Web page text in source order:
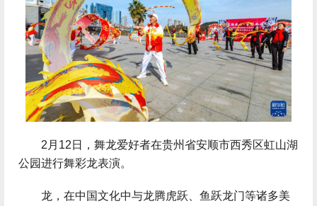
2月12日，舞龙爱好者在贵州省安顺市西秀区虹山湖
公园进行舞彩龙表演。
龙，在中国文化中与龙腾虎跃、鱼跃龙门等诸多美